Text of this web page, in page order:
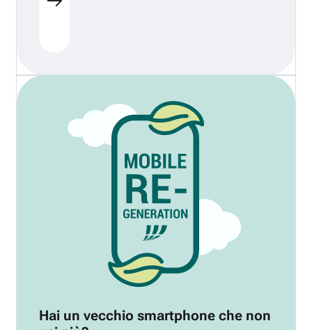
Hai un vecchio smartphone che non